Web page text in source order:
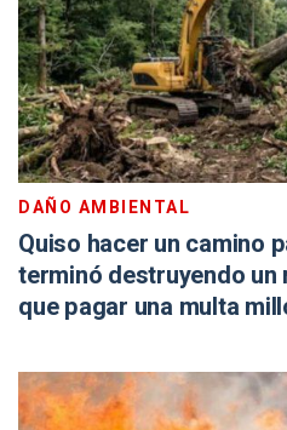
DAÑO AMBIENTAL
Quiso hacer un camino
terminó destruyendo
que pagar una multa